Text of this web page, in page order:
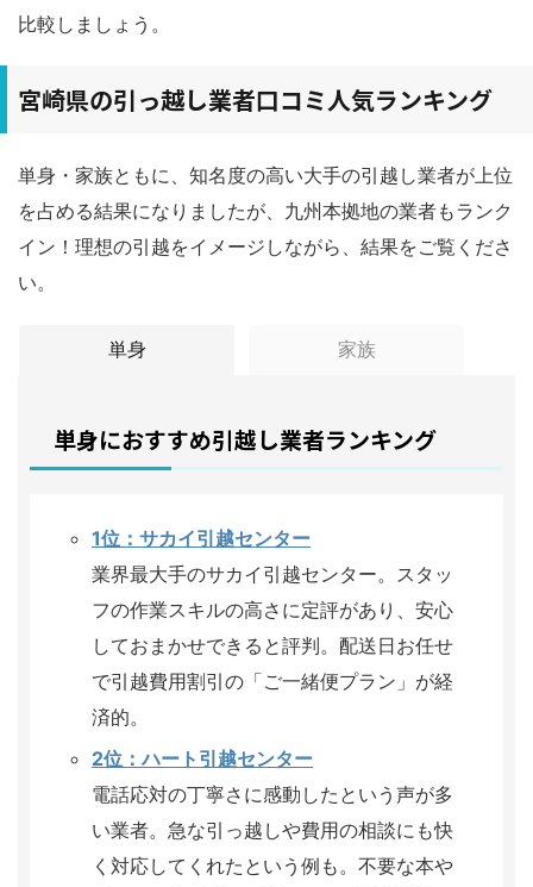
比較しましょう。
宮崎県の引っ越し業者口コミ人気ランキング
単身・家族ともに、知名度の高い大手の引越し業者が上位
を占める結果になりましたが、九州本拠地の業者もランク
イン！理想の引越をイメージしながら、結果をご覧くださ
い。
単身 家族
単身におすすめ引越し業者ランキング
1位：サカイ引越センター
業界最大手のサカイ引越センター。スタッ
フの作業スキルの高さに定評があり、安心
しておまかせできると評判。配送日お任せ
で引越費用割引の「ご一緒便プラン」が経
済的。
2位：ハート引越センター
電話応対の丁寧さに感動したという声が多
い業者。急な引っ越しや費用の相談にも快
く対応してくれたという例も。不要な本や